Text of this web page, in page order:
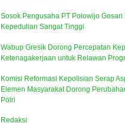
Sosok Pengusaha PT Polowijo Gosari
Kepedulian Sangat Tinggi
Wabup Gresik Dorong Percepatan
Ketenagakerjaan untuk Relawan
Komisi Reformasi Kepolisian Serap
Elemen Masyarakat Dorong
Polri
Redaksi